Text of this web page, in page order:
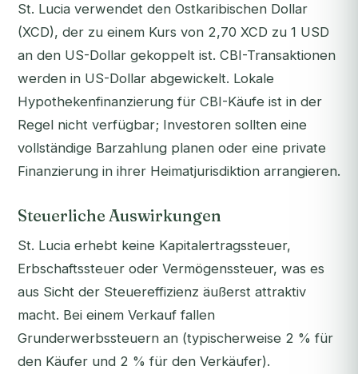
St. Lucia verwendet den Ostkaribischen Dollar
(XCD), der zu einem Kurs von 2,70 XCD zu 1 USD
an den US-Dollar gekoppelt ist. CBI-Transaktionen
werden in US-Dollar abgewickelt. Lokale
Hypothekenfinanzierung für CBI-Käufe ist in der
Regel nicht verfügbar; Investoren sollten eine
vollständige Barzahlung planen oder eine private
Finanzierung in ihrer Heimatjurisdiktion arrangieren.
Steuerliche Auswirkungen
St. Lucia erhebt keine Kapitalertragssteuer,
Erbschaftssteuer oder Vermögenssteuer, was es
aus Sicht der Steuereffizienz äußerst attraktiv
macht. Bei einem Verkauf fallen
Grunderwerbssteuern an (typischerweise 2 % für
den Käufer und 2 % für den Verkäufer).